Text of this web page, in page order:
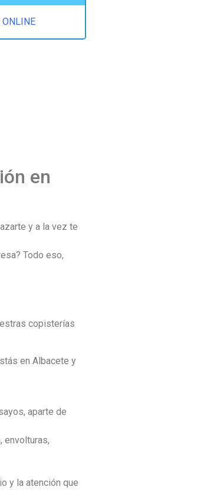
ONLINE
en
y a la vez te
Todo eso,
copisterías
en Albacete y
aparte de
envolturas,
y la atención que